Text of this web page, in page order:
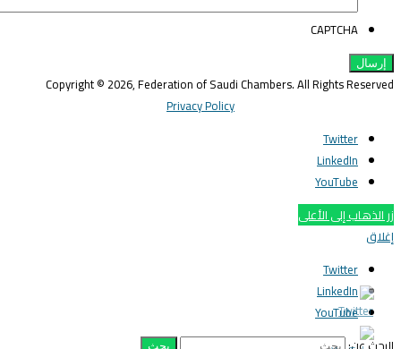
CAPTCHA
Copyright © 2026, Federation of Saudi Chambers. All Rights
Privacy Policy
Twitter
LinkedIn
YouTube
الذهاب إلى الأعلى
Twitter
LinkedIn
YouTube